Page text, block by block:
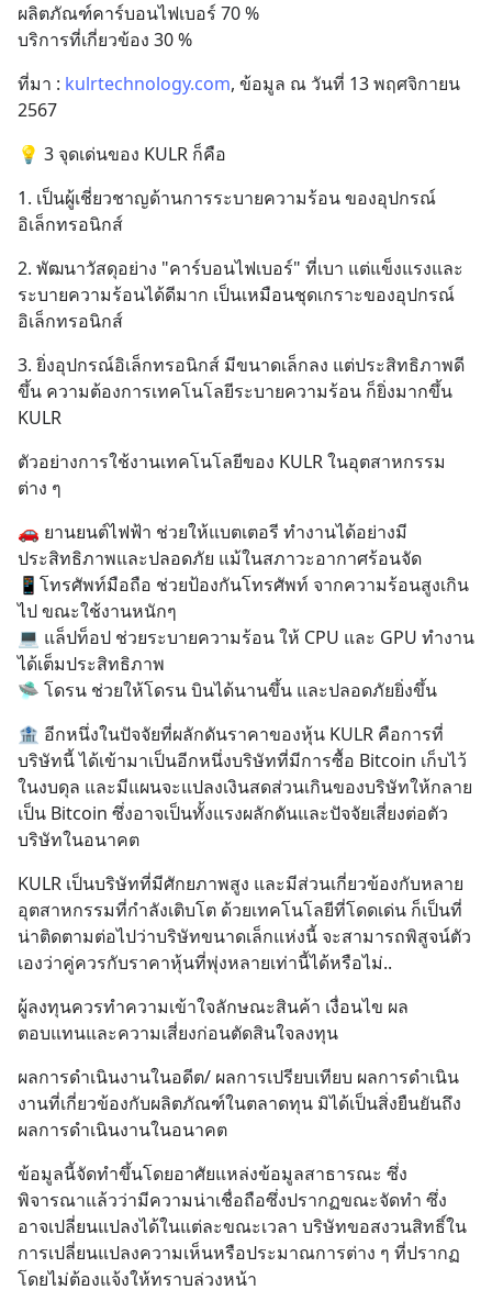
ผลิตภัณฑ์คาร์บอนไฟเบอร์ 70 %
บริการที่เกี่ยวข้อง 30 %
ที่มา : kulrtechnology.com, ข้อมูล ณ วันที่ 13 พฤศจิกายน
2567
💡 3 จุดเด่นของ KULR ก็คือ
1. เป็นผู้เชี่ยวชาญด้านการระบายความร้อน ของอุปกรณ์
อิเล็กทรอนิกส์
2. พัฒนาวัสดุอย่าง "คาร์บอนไฟเบอร์" ที่เบา แต่แข็งแรงและ
ระบายความร้อนได้ดีมาก เป็นเหมือนชุดเกราะของอุปกรณ์
อิเล็กทรอนิกส์
3. ยิ่งอุปกรณ์อิเล็กทรอนิกส์ มีขนาดเล็กลง แต่ประสิทธิภาพดี
ขึ้น ความต้องการเทคโนโลยีระบายความร้อน ก็ยิ่งมากขึ้น
KULR
ตัวอย่างการใช้งานเทคโนโลยีของ KULR ในอุตสาหกรรม
ต่าง ๆ
🚗 ยานยนต์ไฟฟ้า ช่วยให้แบตเตอรี ทำงานได้อย่างมี
ประสิทธิภาพและปลอดภัย แม้ในสภาวะอากาศร้อนจัด
📱โทรศัพท์มือถือ ช่วยป้องกันโทรศัพท์ จากความร้อนสูงเกิน
ไป ขณะใช้งานหนักๆ
💻 แล็ปท็อป ช่วยระบายความร้อน ให้ CPU และ GPU ทำงาน
ได้เต็มประสิทธิภาพ
🛸 โดรน ช่วยให้โดรน บินได้นานขึ้น และปลอดภัยยิ่งขึ้น
🏦 อีกหนึ่งในปัจจัยที่ผลักดันราคาของหุ้น KULR คือการที่
บริษัทนี้ ได้เข้ามาเป็นอีกหนึ่งบริษัทที่มีการซื้อ Bitcoin เก็บไว้
ในงบดุล และมีแผนจะแปลงเงินสดส่วนเกินของบริษัทให้กลาย
เป็น Bitcoin ซึ่งอาจเป็นทั้งแรงผลักดันและปัจจัยเสี่ยงต่อตัว
บริษัทในอนาคต
KULR เป็นบริษัทที่มีศักยภาพสูง และมีส่วนเกี่ยวข้องกับหลาย
อุตสาหกรรมที่กำลังเติบโต ด้วยเทคโนโลยีที่โดดเด่น ก็เป็นที่
น่าติดตามต่อไปว่าบริษัทขนาดเล็กแห่งนี้ จะสามารถพิสูจน์ตัว
เองว่าคู่ควรกับราคาหุ้นที่พุ่งหลายเท่านี้ได้หรือไม่..
ผู้ลงทุนควรทำความเข้าใจลักษณะสินค้า เงื่อนไข ผล
ตอบแทนและความเสี่ยงก่อนตัดสินใจลงทุน
ผลการดำเนินงานในอดีต/ ผลการเปรียบเทียบ ผลการดำเนิน
งานที่เกี่ยวข้องกับผลิตภัณฑ์ในตลาดทุน มิได้เป็นสิ่งยืนยันถึง
ผลการดำเนินงานในอนาคต
ข้อมูลนี้จัดทำขึ้นโดยอาศัยแหล่งข้อมูลสาธารณะ ซึ่ง
พิจารณาแล้วว่ามีความน่าเชื่อถือซึ่งปรากฏขณะจัดทำ ซึ่ง
อาจเปลี่ยนแปลงได้ในแต่ละขณะเวลา บริษัทขอสงวนสิทธิ์ใน
การเปลี่ยนแปลงความเห็นหรือประมาณการต่าง ๆ ที่ปรากฏ
โดยไม่ต้องแจ้งให้ทราบล่วงหน้า